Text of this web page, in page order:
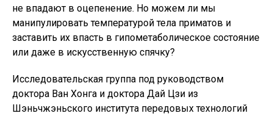
не впадают в оцепенение. Но можем ли мы
манипулировать температурой тела приматов и
заставить их впасть в гипометаболическое состояние
или даже в искусственную спячку?
Исследовательская группа под руководством
доктора Ван Хонга и доктора Дай Цзи из
Шэньчжэньского института передовых технологий